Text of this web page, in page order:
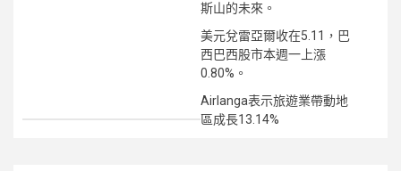
斯山的未來。
美元兌雷亞爾收在5.11，巴
西巴西股市本週一上漲
0.80%。
Airlanga表示旅遊業帶動地
區成長13.14%